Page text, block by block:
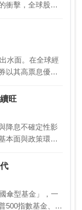
衝擊，全球股債
利持…
水面。在全球經
以其高票息優
」將會進一步凸
旺
降息不確定性影
本面與政策環境
與戰略性產業
傘型基金」，一
500指數基金、富